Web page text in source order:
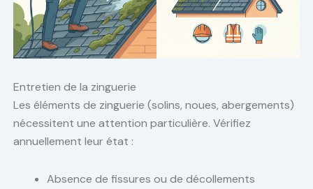
Entretien de la zinguerie
Les éléments de zinguerie (solins, noues, abergements)
nécessitent une attention particulière. Vérifiez
annuellement leur état :
Absence de fissures ou de décollements